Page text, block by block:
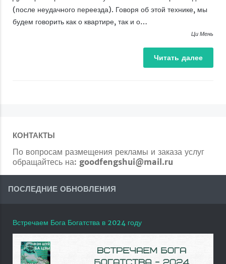
(после неудачного переезда). Говоря об этой технике, мы
будем говорить как о квартире, так и о…
Ци Мень
Читать далее
КОНТАКТЫ
По вопросам размещения рекламы и заказа услуг
обращайтесь на: goodfengshui@mail.ru
ПОСЛЕДНИЕ ОБНОВЛЕНИЯ
Встречаем Бога Богатства в 2024 году